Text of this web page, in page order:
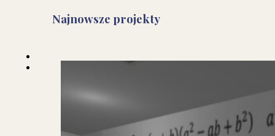
Najnowsze projekty